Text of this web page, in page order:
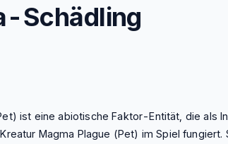
Schädling
ist eine abiotische Faktor-Entität, die als
Magma Plague (Pet) im Spiel